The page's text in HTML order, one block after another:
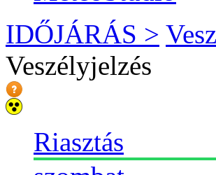
IDŐJÁRÁS >
Veszélyjelzés
Riasztás